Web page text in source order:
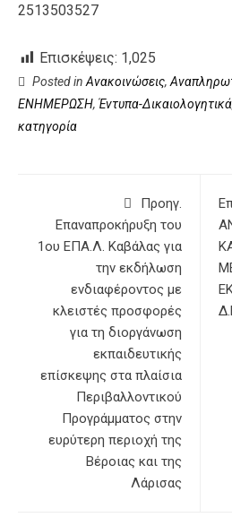
2513503527
Επισκέψεις: 1,025
Posted in Ανακοινώσεις,
ΕΝΗΜΕΡΩΣΗ, Έντυπα-Δικαιολογητικά
κατηγορία
Προηγ.
Επαναπροκήρυξη του
1ου ΕΠΑ.Λ. Καβάλας για
την εκδήλωση
ενδιαφέροντος με
κλειστές προσφορές
για τη διοργάνωση
εκπαιδευτικής
επίσκεψης στα πλαίσια
Περιβαλλοντικού
Προγράμματος στην
ευρύτερη περιοχή της
Βέροιας και της
Λάρισας